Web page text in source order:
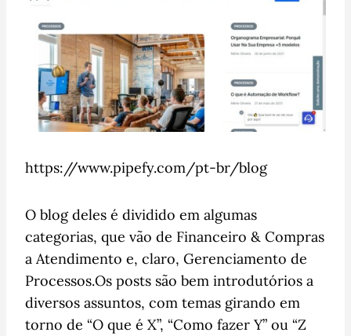
https://www.pipefy.com/pt-br/blog
O blog deles é dividido em algumas
categorias, que vão de Financeiro & Compras
a Atendimento e, claro, Gerenciamento de
Processos.Os posts são bem introdutórios a
diversos assuntos, com temas girando em
torno de “O que é X”, “Como fazer Y” ou “Z